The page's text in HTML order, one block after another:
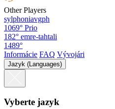
Other Players
sylphoniavgph
1069° Prio
182° emre-tahtali
1489°
Informácie FAQ Vývojári
Jazyk (Languages)
Vyberte jazyk